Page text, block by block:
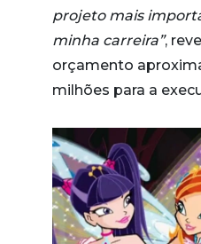
projeto mais
minha carreira”,
orçamento
milhões para a